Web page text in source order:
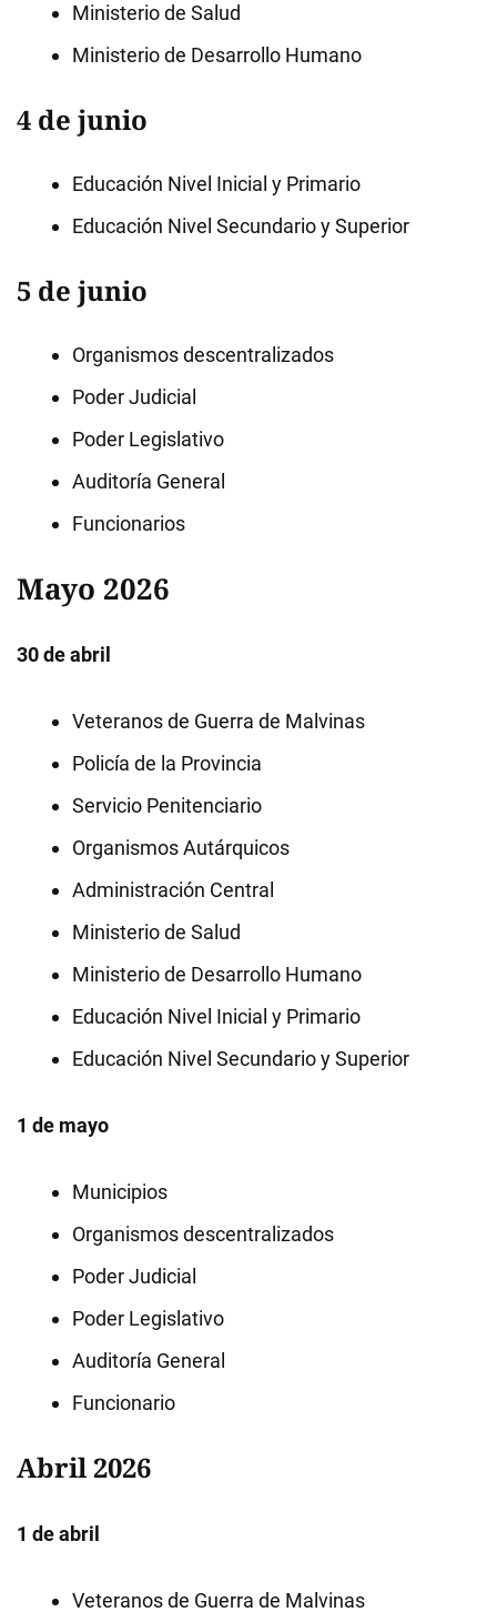
Ministerio de Salud
Ministerio de Desarrollo Humano
4 de junio
Educación Nivel Inicial y Primario
Educación Nivel Secundario y Superior
5 de junio
Organismos descentralizados
Poder Judicial
Poder Legislativo
Auditoría General
Funcionarios
Mayo 2026
30 de abril
Veteranos de Guerra de Malvinas
Policía de la Provincia
Servicio Penitenciario
Organismos Autárquicos
Administración Central
Ministerio de Salud
Ministerio de Desarrollo Humano
Educación Nivel Inicial y Primario
Educación Nivel Secundario y Superior
1 de mayo
Municipios
Organismos descentralizados
Poder Judicial
Poder Legislativo
Auditoría General
Funcionario
Abril 2026
1 de abril
Veteranos de Guerra de Malvinas